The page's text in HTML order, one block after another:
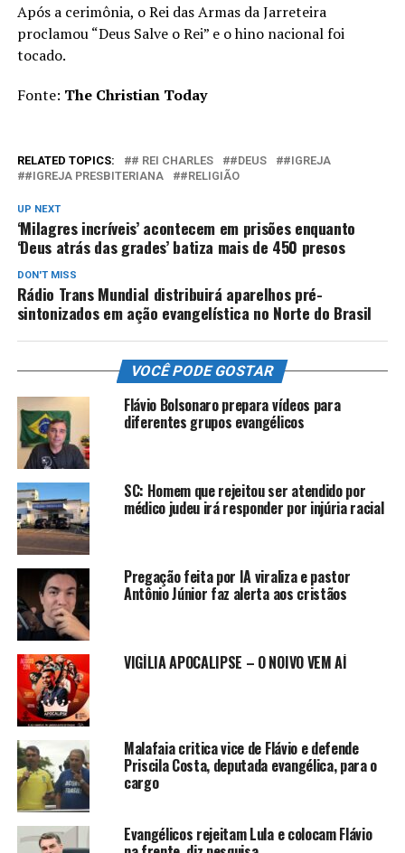
Após a cerimônia, o Rei das Armas da Jarreteira
proclamou “Deus Salve o Rei” e o hino nacional foi
tocado.
Fonte: The Christian Today
RELATED TOPICS: # REI CHARLES #DEUS
#IGREJA
#IGREJA PRESBITERIANA
#RELIGIÃO
UP NEXT
‘Milagres incríveis’ acontecem em prisões enquanto
‘Deus atrás das grades’ batiza mais de 450 presos
DON'T MISS
Rádio Trans Mundial distribuirá aparelhos pré-
sintonizados em ação evangelística no Norte do Brasil
VOCÊ PODE GOSTAR
Flávio Bolsonaro prepara vídeos para
diferentes grupos evangélicos
SC: Homem que rejeitou ser atendido por
médico judeu irá responder por injúria racial
Pregação feita por IA viraliza e pastor
Antônio Júnior faz alerta aos cristãos
VIGÍLIA APOCALIPSE – O NOIVO VEM AÍ
Malafaia critica vice de Flávio e defende
Priscila Costa, deputada evangélica, para o
cargo
Evangélicos rejeitam Lula e colocam Flávio